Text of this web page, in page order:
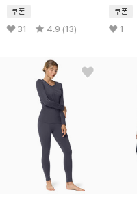
쿠폰
31 4.9 (13)
쿠폰
1